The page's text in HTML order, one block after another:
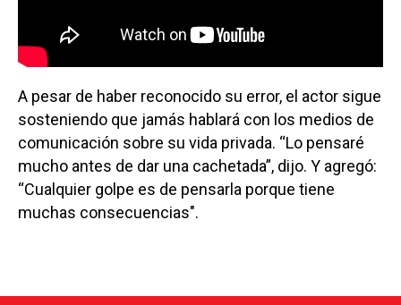
A pesar de haber reconocido su error, el actor sigue
sosteniendo que jamás hablará con los medios de
comunicación sobre su vida privada. “Lo pensaré
mucho antes de dar una cachetada”, dijo. Y agregó:
“Cualquier golpe es de pensarla porque tiene
muchas consecuencias".